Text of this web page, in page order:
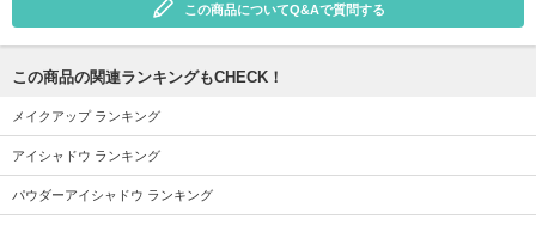
この商品についてQ&Aで質問する
この商品の関連ランキングもCHECK！
メイクアップ ランキング
アイシャドウ ランキング
パウダーアイシャドウ ランキング